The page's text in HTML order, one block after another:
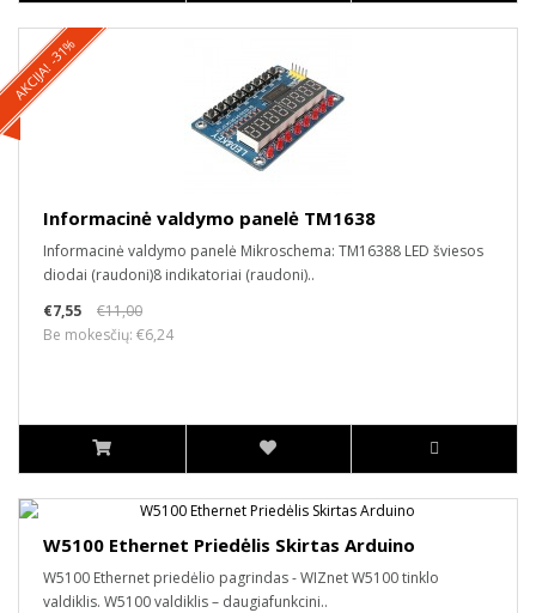
AKCIJA! -31%
Informacinė valdymo panelė TM1638
Informacinė valdymo panelė Mikroschema: TM16388 LED šviesos
diodai (raudoni)8 indikatoriai (raudoni)..
€7,55
€11,00
Be mokesčių: €6,24
W5100 Ethernet Priedėlis Skirtas Arduino
W5100 Ethernet priedėlio pagrindas - WIZnet W5100 tinklo
valdiklis. W5100 valdiklis – daugiafunkcini..